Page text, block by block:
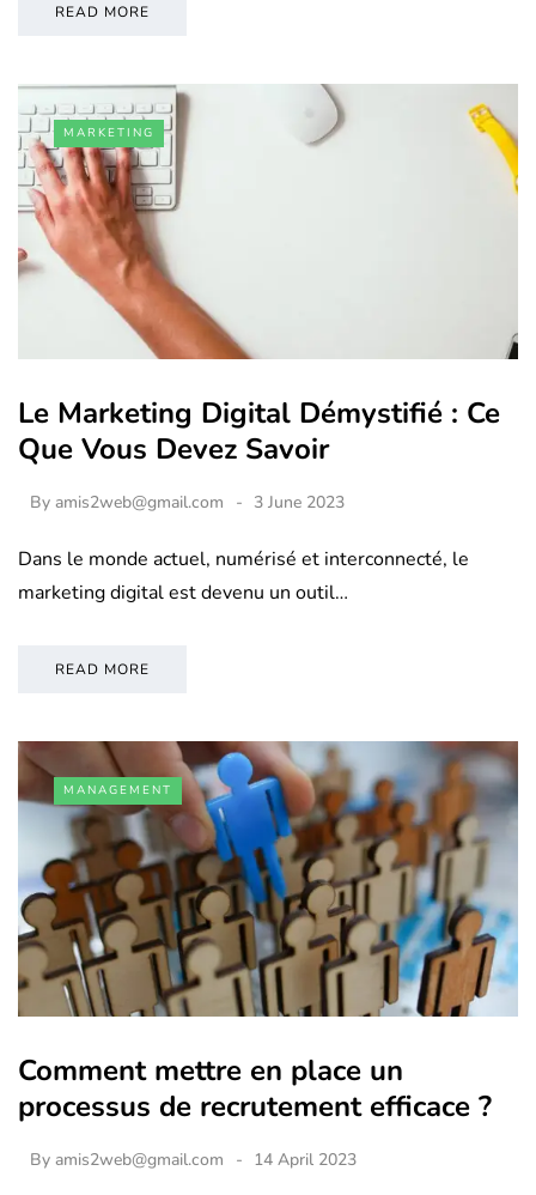
READ MORE
MARKETING
Le Marketing Digital Démystifié : Ce
Que Vous Devez Savoir
By amis2web@gmail.com 3 June 2023
Dans le monde actuel, numérisé et interconnecté, le
marketing digital est devenu un outil…
READ MORE
MANAGEMENT
Comment mettre en place un
processus de recrutement efficace ?
By amis2web@gmail.com 14 April 2023